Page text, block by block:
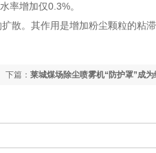
率增加仅0.3%。
。其作用是增加粉尘颗粒的粘
下篇： 莱城煤场除尘喷雾机“防护罩”成为